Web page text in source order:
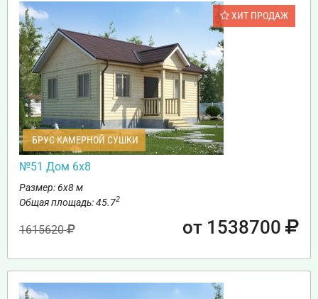
ХИТ ПРОДАЖ
БРУС КАМЕРНОЙ СУШКИ
№51 Дом 6х8
Размер: 6х8 м
Общая площадь: 45.72
1615620 от 1538700